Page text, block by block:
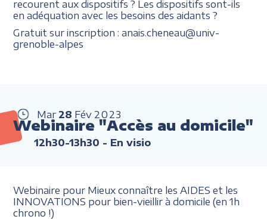
recourent aux dispositifs ? Les dispositifs sont-ils
en adéquation avec les besoins des aidants ?
Gratuit sur inscription : anais.cheneau@univ-
grenoble-alpes
Mar 28 Fév 2023
Webinaire "Accès au domicile"
12h30-13h30 - En visio
Webinaire pour Mieux connaître les AIDES et les
INNOVATIONS pour bien-vieillir à domicile (en 1h
chrono !)